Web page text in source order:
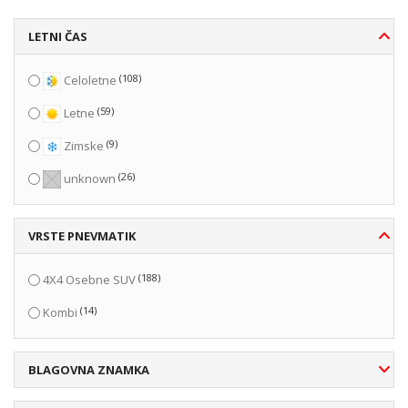
LETNI ČAS
Celoletne (108)
Letne (59)
Zimske (9)
unknown (26)
VRSTE PNEVMATIK
4X4 Osebne SUV (188)
Kombi (14)
BLAGOVNA ZNAMKA